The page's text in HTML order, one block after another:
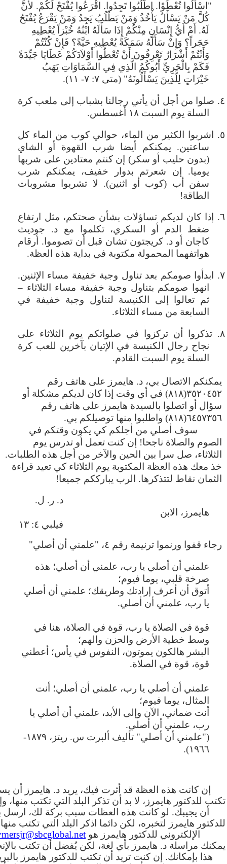
"اسْأَلُوا تُعْطَوْا. اطْلُبُوا تَجِدُوا. اقْرَعُوا يُفْتَحْ لَكُمْ. لأَنَّ
كُلَّ مَنْ يَسْأَلُ يَأْخُذُ وَمَنْ يَطْلُبُ يَجِدُ وَمَنْ يَقْرَعُ يُفْتَحُ
لَهُ. أَمْ أَيُّ إِنْسَانٍ مِنْكُمْ إِذَا سَأَلَهُ ابْنُهُ خُبْزاً يُعْطِيهِ
حَجَراً؟ وَإِنْ سَأَلَهُ سَمَكَةً يُعْطِيهِ حَيَّةً؟ فَإِنْ كُنْتُمْ
وَأَنْتُمْ أَشْرَارٌ تَعْرِفُونَ أَنْ تُعْطُوا أَوْلاَدَكُمْ عَطَايَا جَيِّدَةً
فَكَمْ بِالْحَرِيِّ أَبُوكُمُ الَّذِي فِي السَّمَاوَاتِ يَهَبُ
خَيْرَاتٍ لِلَّذِينَ يَسْأَلُونَهُ" (متى ٧: ٧- ١١).
٤. صلوا من أجل أن يأتي رجالنا بشباب إلى ملعب كرة
السلة يوم السبت ١٨ أغسطس.
٥. اشربوا الكثير من الماء، حوالي كوب من الماء كل
ساعتين. يمكنكم أيضا شرب القهوة أو الشاي
(بدون حليب أو سكر) إن كنتم معتادين على شربها
يوميا. إن شعرتم بدوار خفيف، يمكنكم شرب
سفن أب (كوب أو اثنين). لا تشربوا مشروبات
الطاقة!
٦. إذا كان لديكم تساؤلات بشأن صحتكم، مثل ارتفاع
ضغط الدم أو السكري، تكلموا مع د. جوديث
كاجان أو د. كريجتون تشان قبل أن تصوموا. أرقام
هواتفهما المحمولة مكتوبة في بداية هذه العظة.
٧. ابدأوا صومكم بعد تناول وجبة خفيفة مساء الإثنين.
انهوا صومكم بتناول وجبة خفيفة مساء الثلاثاء –
ثم تعالوا إلى الكنيسة لتناول وجبة خفيفة في
السابعة من مساء الثلاثاء.
٨. تذكروا أن تركزوا في صلواتكم يوم الثلاثاء على
نجاح رجال الكنيسة في الإتيان بآخرين للعب كرة
السلة يوم السبت القادم.
يمكنكم الاتصال بي، د. هايمرز على هاتف رقم
٣٥٢٠٤٥٢(٨١٨) في أي وقت إذا كان لديكم مشكلة أو
سؤال أو اتصلوا بالسيدة هايمرز على هاتف رقم
٦٤٥٧٣٥٦(٨١٨) واطلبوا منها توصيلكم بي.
سوف أصلي من أجلكم كي يكون وقتكم في
الصوم والصلاة ناجحا! إن كنت تعمل أو تدرس يوم
الثلاثاء، صل سرا بين الحين والآخر من أجل هذه الطلبات.
خذ معك هذه العظة المكتوبة يوم الثلاثاء كي تعيد قراءة
الثمان نقاط لتتذكرها. الرب يبارككم جميعا!
د. ر. ل.
هايمرز، الابن
فيلبي ٤:
رجاء قفوا ورنموا ترنيمة رقم ٤، "علمني أن أصلي"
علمني أن أصلي يا رب، علمني أن أصلي؛ هذه
صرخة قلبي، يوما فيوم؛
أتوق أن أعرف إرادتك وطريقك؛ علمني أن أصلي
يا رب، علمني أن أصلي.
قوة في الصلاة يا رب، قوة في الصلاة، هنا في
وسط خطية الأرض والحزن والهم؛
البشر هالكون يموتون، النفوس في يأس؛ أعطني
قوة، قوة في الصلاة.
علمني أن أصلي يا رب، علمني أن أصلي؛ أنت
المثال، يوما فيوم؛
أنت ضماني، الآن وإلى الأبد، علمني أن أصلي يا
رب، علمني أن أصلي.
("علمني أن أصلي" تأليف ألبرت س. ريتز، ١٨٧٩-
١٩٦٦).
إن كانت هذه العظة قد أثرت فيك، يريد د. هايمرز أن
تكتب للدكتور هايمرز، لا بد أن تذكر البلد التي تكتب منها،
أن يجيبك. لو كانت هذه العظات سبب بركة لك، ارسل
للدكتور هايمرز لتخبره، لكن دائما اذكر البلد التي تكتب
الإلكتروني للدكتور هايمرز هو
يمكنك مراسلة د. هايمرز بأي لغة، لكن يُفضل أن تكتب
هذا بإمكانك. إن كنت تريد أن تكتب للدكتور هايمرز